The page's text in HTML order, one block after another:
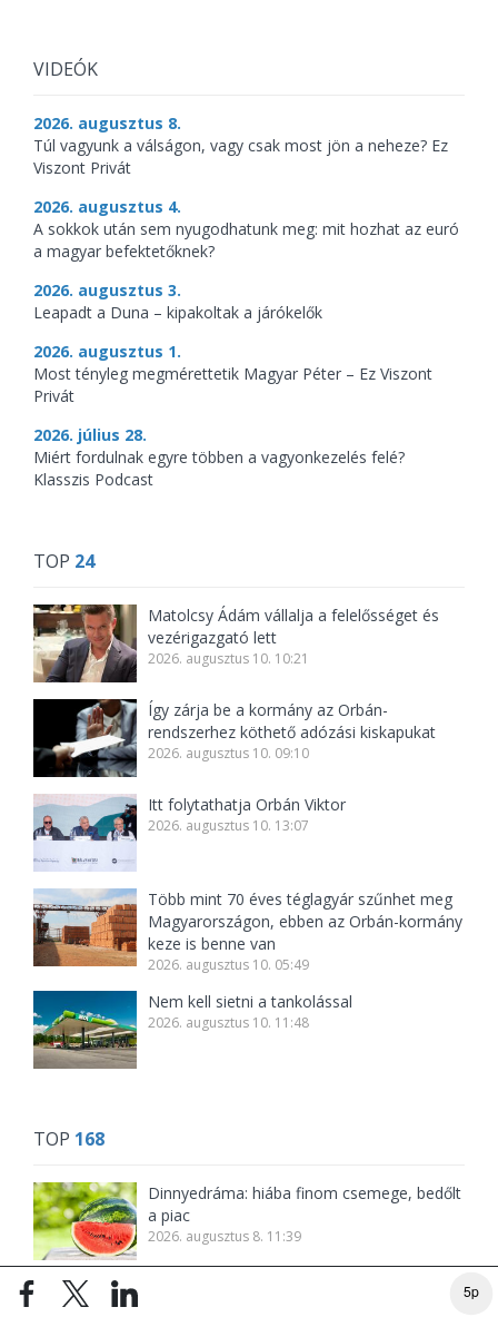
5p
VIDEÓK
2026. augusztus 8.
Túl vagyunk a válságon, vagy csak most jön a neheze? Ez
Viszont Privát
2026. augusztus 4.
A sokkok után sem nyugodhatunk meg: mit hozhat az euró
a magyar befektetőknek?
2026. augusztus 3.
Leapadt a Duna – kipakoltak a járókelők
2026. augusztus 1.
Most tényleg megmérettetik Magyar Péter – Ez Viszont
Privát
2026. július 28.
Miért fordulnak egyre többen a vagyonkezelés felé?
Klasszis Podcast
TOP 24
Matolcsy Ádám vállalja a felelősséget és
vezérigazgató lett
2026. augusztus 10. 10:21
Így zárja be a kormány az Orbán-
rendszerhez köthető adózási kiskapukat
2026. augusztus 10. 09:10
Itt folytathatja Orbán Viktor
2026. augusztus 10. 13:07
Több mint 70 éves téglagyár szűnhet meg
Magyarországon, ebben az Orbán-kormány
keze is benne van
2026. augusztus 10. 05:49
Nem kell sietni a tankolással
2026. augusztus 10. 11:48
TOP 168
Dinnyedráma: hiába finom csemege, bedőlt
a piac
2026. augusztus 8. 11:39